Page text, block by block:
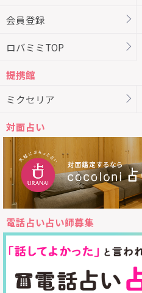
会員登録
ロバミミTOP
提携館
ミクセリア
対面占い
電話占い占い師募集